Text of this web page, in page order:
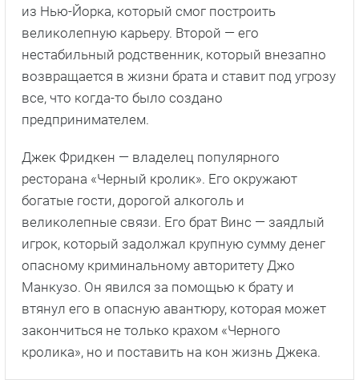
из Нью-Йорка, который смог построить
великолепную карьеру. Второй — его
нестабильный родственник, который внезапно
возвращается в жизни брата и ставит под угрозу
все, что когда-то было создано
предпринимателем.
Джек Фридкен — владелец популярного
ресторана «Черный кролик». Его окружают
богатые гости, дорогой алкоголь и
великолепные связи. Его брат Винс — заядлый
игрок, который задолжал крупную сумму денег
опасному криминальному авторитету Джо
Манкузо. Он явился за помощью к брату и
втянул его в опасную авантюру, которая может
закончиться не только крахом «Черного
кролика», но и поставить на кон жизнь Джека.